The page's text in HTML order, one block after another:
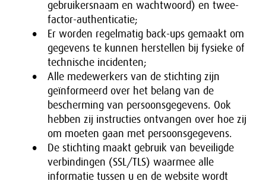
gebruikersnaam en wachtwoord) en twee-
factor-authenticatie;
Er worden regelmatig back-ups gemaakt om
gegevens te kunnen herstellen bij fysieke of
technische incidenten;
Alle medewerkers van de stichting zijn
geïnformeerd over het belang van de
bescherming van persoonsgegevens. Ook
hebben zij instructies ontvangen over hoe zij
om moeten gaan met persoonsgegevens.
De stichting maakt gebruik van beveiligde
verbindingen (SSL/TLS) waarmee alle
informatie tussen u en de website wordt